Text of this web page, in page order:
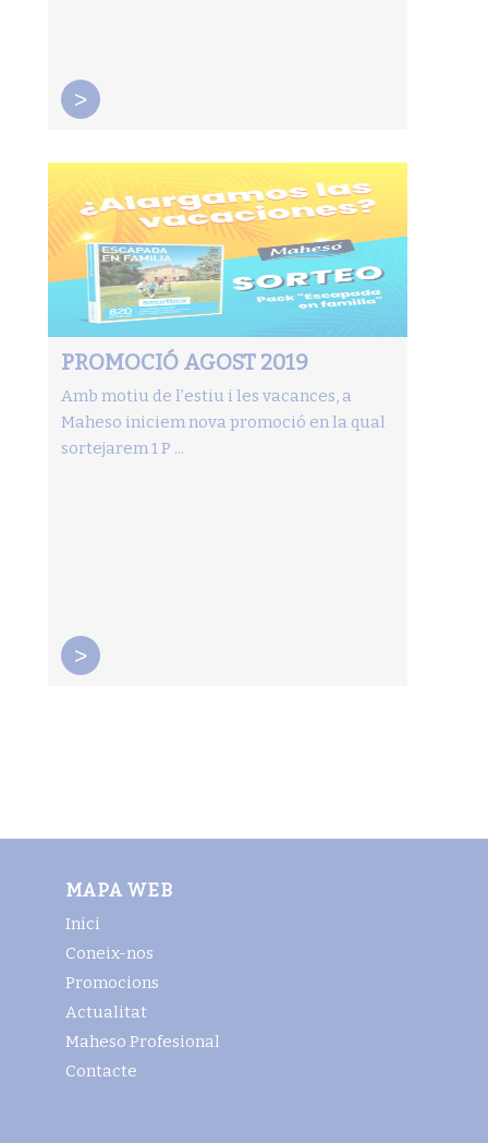
>
PROMOCIÓ AGOST 2019
Amb motiu de l’estiu i les vacances, a
Maheso iniciem nova promoció en la qual
sortejarem 1 P ...
>
MAPA WEB
Inici
Coneix-nos
Promocions
Actualitat
Maheso Profesional
Contacte